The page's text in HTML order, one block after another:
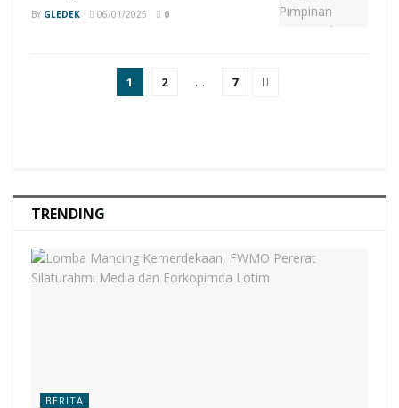
BY GLEDEK 06/01/2025 0
1 2 … 7
TRENDING
BERITA